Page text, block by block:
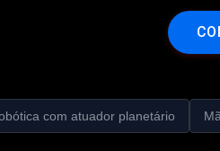
CO
com atuador planetário